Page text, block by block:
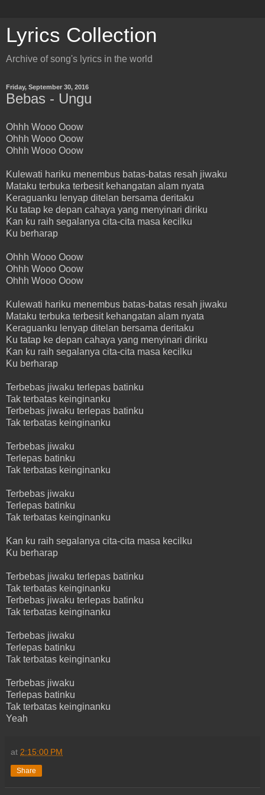
Lyrics Collection
Archive of song's lyrics in the world
Friday, September 30, 2016
Bebas - Ungu
Ohhh Wooo Ooow
Ohhh Wooo Ooow
Ohhh Wooo Ooow
Kulewati hariku menembus batas-batas resah jiwaku
Mataku terbuka terbesit kehangatan alam nyata
Keraguanku lenyap ditelan bersama deritaku
Ku tatap ke depan cahaya yang menyinari diriku
Kan ku raih segalanya cita-cita masa kecilku
Ku berharap
Ohhh Wooo Ooow
Ohhh Wooo Ooow
Ohhh Wooo Ooow
Kulewati hariku menembus batas-batas resah jiwaku
Mataku terbuka terbesit kehangatan alam nyata
Keraguanku lenyap ditelan bersama deritaku
Ku tatap ke depan cahaya yang menyinari diriku
Kan ku raih segalanya cita-cita masa kecilku
Ku berharap
Terbebas jiwaku terlepas batinku
Tak terbatas keinginanku
Terbebas jiwaku terlepas batinku
Tak terbatas keinginanku
Terbebas jiwaku
Terlepas batinku
Tak terbatas keinginanku
Terbebas jiwaku
Terlepas batinku
Tak terbatas keinginanku
Kan ku raih segalanya cita-cita masa kecilku
Ku berharap
Terbebas jiwaku terlepas batinku
Tak terbatas keinginanku
Terbebas jiwaku terlepas batinku
Tak terbatas keinginanku
Terbebas jiwaku
Terlepas batinku
Tak terbatas keinginanku
Terbebas jiwaku
Terlepas batinku
Tak terbatas keinginanku
Yeah
at 2:15:00 PM
Share